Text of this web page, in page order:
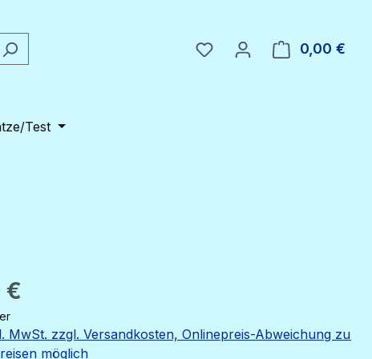
Du hast 0 Produkte auf
0,00 €
Test
€
MwSt. zzgl. Versandkosten, Onlinepreis-Abweichung zu
möglich